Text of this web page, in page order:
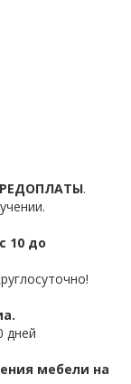
.
10 до
дней
мебели на